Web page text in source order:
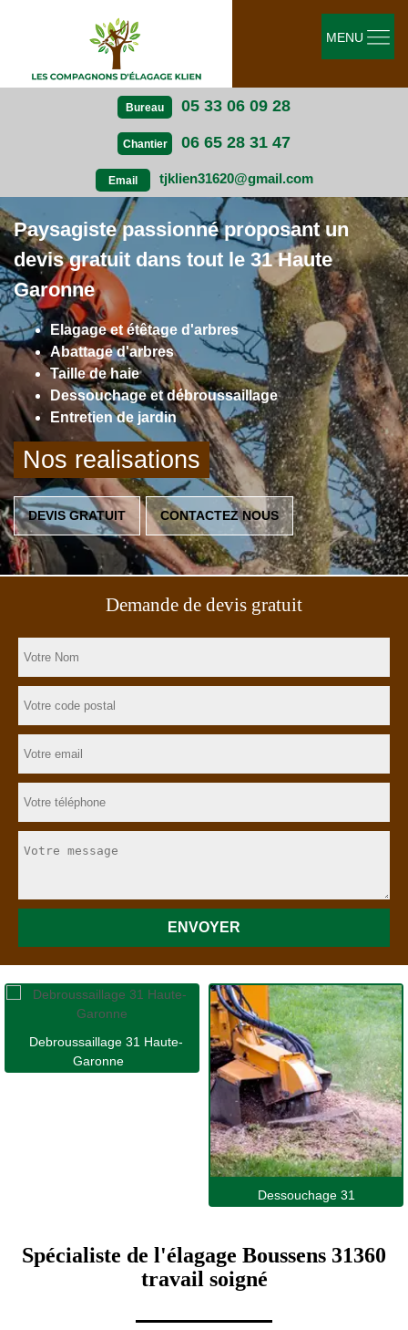
Bureau 05 33 06 09 28
Chantier 06 65 28 31 47
Email tjklien31620@gmail.com
MENU
Paysagiste passionné proposant un
devis gratuit dans tout le 31 Haute
Garonne
Elagage et étêtage d'arbres
Abattage d'arbres
Taille de haie
Dessouchage et débroussaillage
Entretien de jardin
Nos realisations
DEVIS GRATUIT CONTACTEZ NOUS
Demande de devis gratuit
Debroussaillage 31 Haute-
Garonne
Dessouchage 31
Spécialiste de l'élagage Boussens 31360
travail soigné